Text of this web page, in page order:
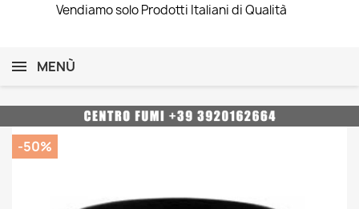
Vendiamo solo Prodotti Italiani di Qualità
MENÙ
-50%